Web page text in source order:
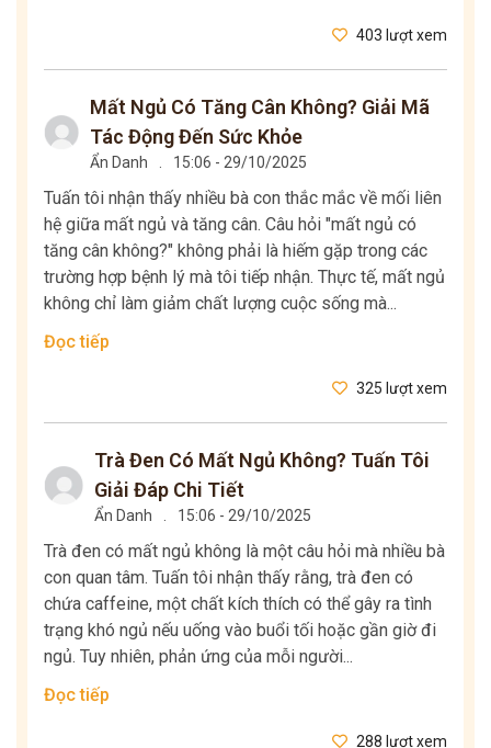
403 lượt xem
Mất Ngủ Có Tăng Cân Không? Giải Mã
Tác Động Đến Sức Khỏe
Ẩn Danh 15:06 - 29/10/2025
Tuấn tôi nhận thấy nhiều bà con thắc mắc về mối liên
hệ giữa mất ngủ và tăng cân. Câu hỏi "mất ngủ có
tăng cân không?" không phải là hiếm gặp trong các
trường hợp bệnh lý mà tôi tiếp nhận. Thực tế, mất ngủ
không chỉ làm giảm chất lượng cuộc sống mà...
Đọc tiếp
325 lượt xem
Trà Đen Có Mất Ngủ Không? Tuấn Tôi
Giải Đáp Chi Tiết
Ẩn Danh 15:06 - 29/10/2025
Trà đen có mất ngủ không là một câu hỏi mà nhiều bà
con quan tâm. Tuấn tôi nhận thấy rằng, trà đen có
chứa caffeine, một chất kích thích có thể gây ra tình
trạng khó ngủ nếu uống vào buổi tối hoặc gần giờ đi
ngủ. Tuy nhiên, phản ứng của mỗi người...
Đọc tiếp
288 lượt xem